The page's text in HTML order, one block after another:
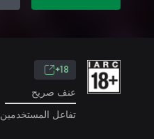
18+
عنف صريح
تفاعل المستخدمين